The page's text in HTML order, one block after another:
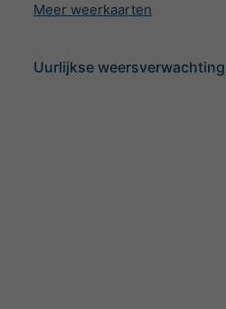
Meer weerkaarten
Uurlijkse